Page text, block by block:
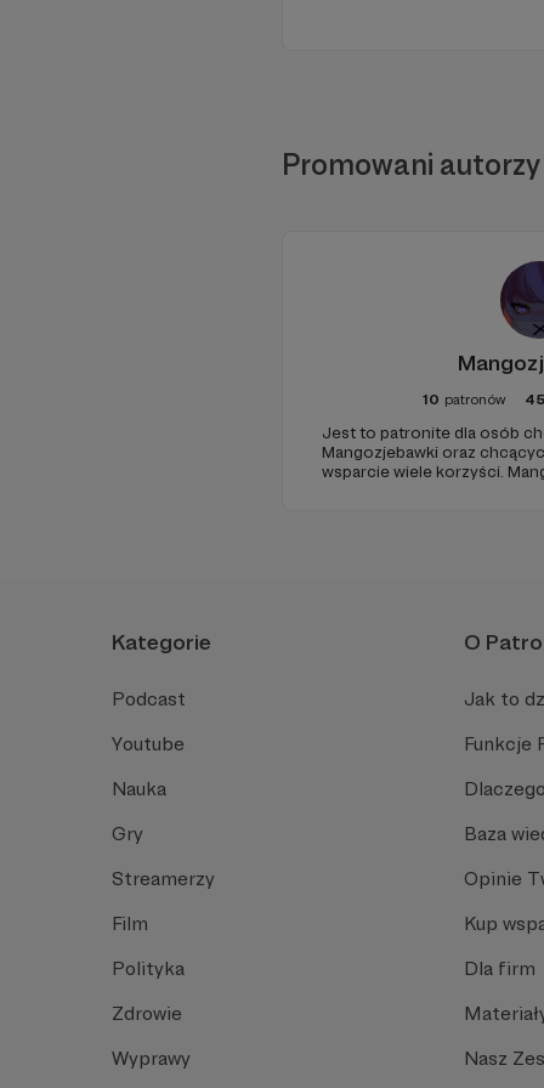
Promowani autorzy
10 patronów
Jest to patronite dla osób
Mangozjebawki oraz
wsparcie wiele korzyści.
Kategorie
Podcast
Youtube
Nauka
Gry
Streamerzy
Film
Polityka
Zdrowie
Wyprawy
O
Jak to
Funkcje
Baza
Opinie
Kup
Dla firm
Nasz